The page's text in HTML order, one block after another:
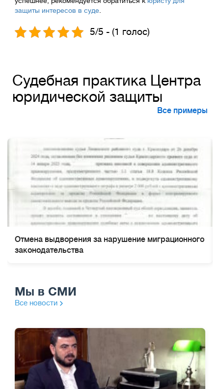
защиты интересов в суде
5/5 - (1 голос)
Судебная практика Центра
юридической защиты
Все примеры
Отмена выдворения за нарушение миграционного
законодательства
Мы в СМИ
Все новости